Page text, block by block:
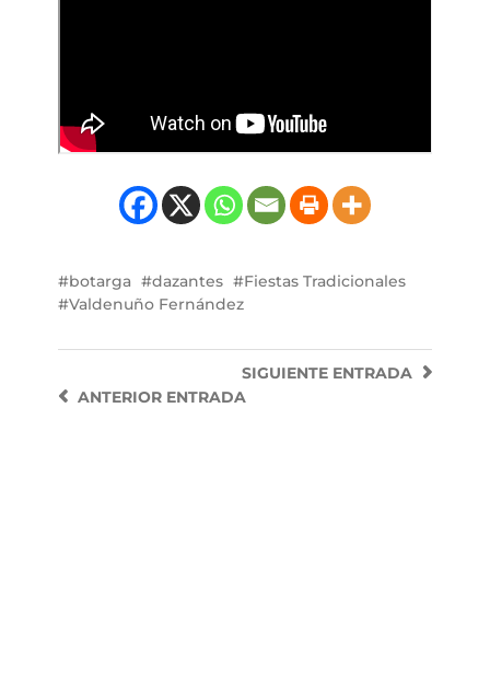
botarga dazantes
Fiestas Tradicionales
Valdenuño Fernández
SIGUIENTE ENTRADA
ANTERIORENTRADA